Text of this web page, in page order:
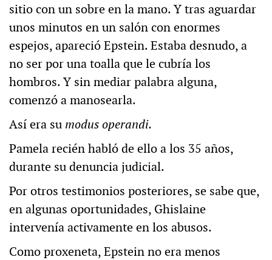
sitio con un sobre en la mano. Y tras aguardar
unos minutos en un salón con enormes
espejos, apareció Epstein. Estaba desnudo, a
no ser por una toalla que le cubría los
hombros. Y sin mediar palabra alguna,
comenzó a manosearla.
Así era su modus operandi.
Pamela recién habló de ello a los 35 años,
durante su denuncia judicial.
Por otros testimonios posteriores, se sabe que,
en algunas oportunidades, Ghislaine
intervenía activamente en los abusos.
Como proxeneta, Epstein no era menos